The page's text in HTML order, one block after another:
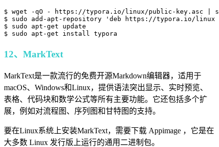
$ wget -qO - https://typora.io/linux/public-key.asc |
$ sudo add-apt-repository 'deb https://typora.io/
$ sudo apt-get update
$ sudo apt-get install typora
12、MarkText
MarkText是一款流行的免费开源Markdown编辑器，适用于
macOS、Windows和Linux，提供语法突出显示、实时预览、
表格、代码块和数学公式等所有主要功能。它还包括多个扩
展，例如对流程图、序列图和甘特图的支持。
要在Linux系统上安装MarkText，需要下载 Appimage ，它是在
大多数 Linux 发行版上运行的通用二进制包。